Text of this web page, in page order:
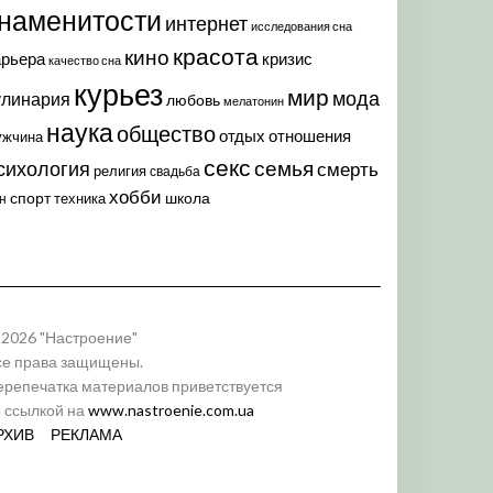
интернет исследования сна
качество сна кино красота кризис
курьез любовь мелатонин мир мода
наукаобществоотдых отношения
религия свадьба секссемья смерть
спорттехникахобби школа
"Настроение"
права защищены.
материалов приветствуется
ссылкой на www.nastroenie.com.ua
РЕКЛАМА